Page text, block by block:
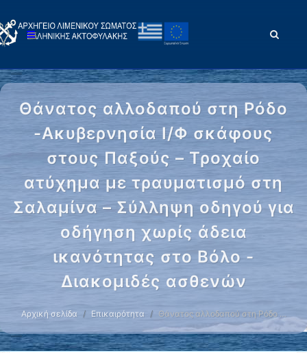
Θάνατος αλλοδαπού στη Ρόδο
-Ακυβερνησία Ι/Φ σκάφους
στους Παξούς – Τροχαίο
ατύχημα με τραυματισμό στη
Σαλαμίνα – Σύλληψη οδηγού για
οδήγηση χωρίς άδεια
ικανότητας στο Βόλο -
Διακομιδές ασθενών
Αρχική σελίδα Επικαιρότητα Θάνατος αλλοδαπού στη Ρόδο …